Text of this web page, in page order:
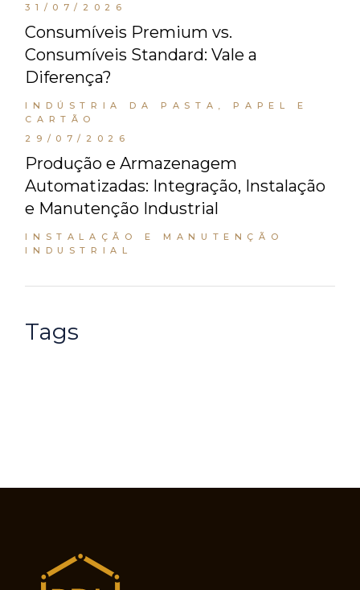
31/07/2026
Consumíveis Premium vs.
Consumíveis Standard: Vale a
Diferença?
INDÚSTRIA DA PASTA, PAPEL E
CARTÃO
29/07/2026
Produção e Armazenagem
Automatizadas: Integração, Instalação
e Manutenção Industrial
INSTALAÇÃO E MANUTENÇÃO
INDUSTRIAL
Tags